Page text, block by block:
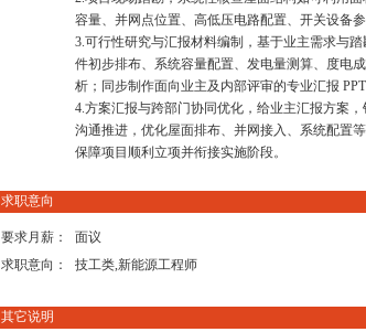
容量、并网点位置、高低压电路配置、开关设备
3.可行性研究与汇报材料编制，基于业主需求与
件初步排布、系统容量配置、发电量测算、度电
析；同步制作面向业主及内部评审的专业汇报
4.方案汇报与跨部门协同优化，给业主汇报方案
沟通推进，优化屋面排布、并网接入、系统配置
保障项目顺利立项并衔接实施阶段。
求职意向
要求月薪： 面议
求职意向：
技工类,新能源工程师
其它说明